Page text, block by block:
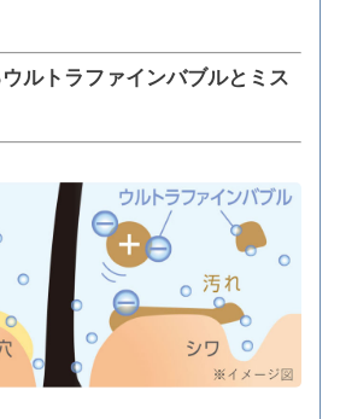
ルトラファインバブルとミス